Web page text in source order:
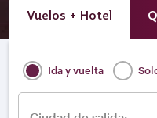
Vuelos + Hotel
Ida y vuelta